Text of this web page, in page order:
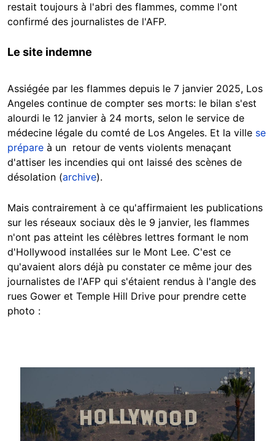
restait toujours à l'abri des flammes, comme l'ont
confirmé des journalistes de l'AFP.
Le site indemne
Assiégée par les flammes depuis le 7 janvier 2025, Los
Angeles continue de compter ses morts: le bilan s'est
alourdi le 12 janvier à 24 morts, selon le service de
médecine légale du comté de Los Angeles. Et la ville se
prépare à un retour de vents violents menaçant
d'attiser les incendies qui ont laissé des scènes de
désolation (archive).
Mais contrairement à ce qu'affirmaient les publications
sur les réseaux sociaux dès le 9 janvier, les flammes
n'ont pas atteint les célèbres lettres formant le nom
d'Hollywood installées sur le Mont Lee. C'est ce
qu'avaient alors déjà pu constater ce même jour des
journalistes de l'AFP qui s'étaient rendus à l'angle des
rues Gower et Temple Hill Drive pour prendre cette
photo :